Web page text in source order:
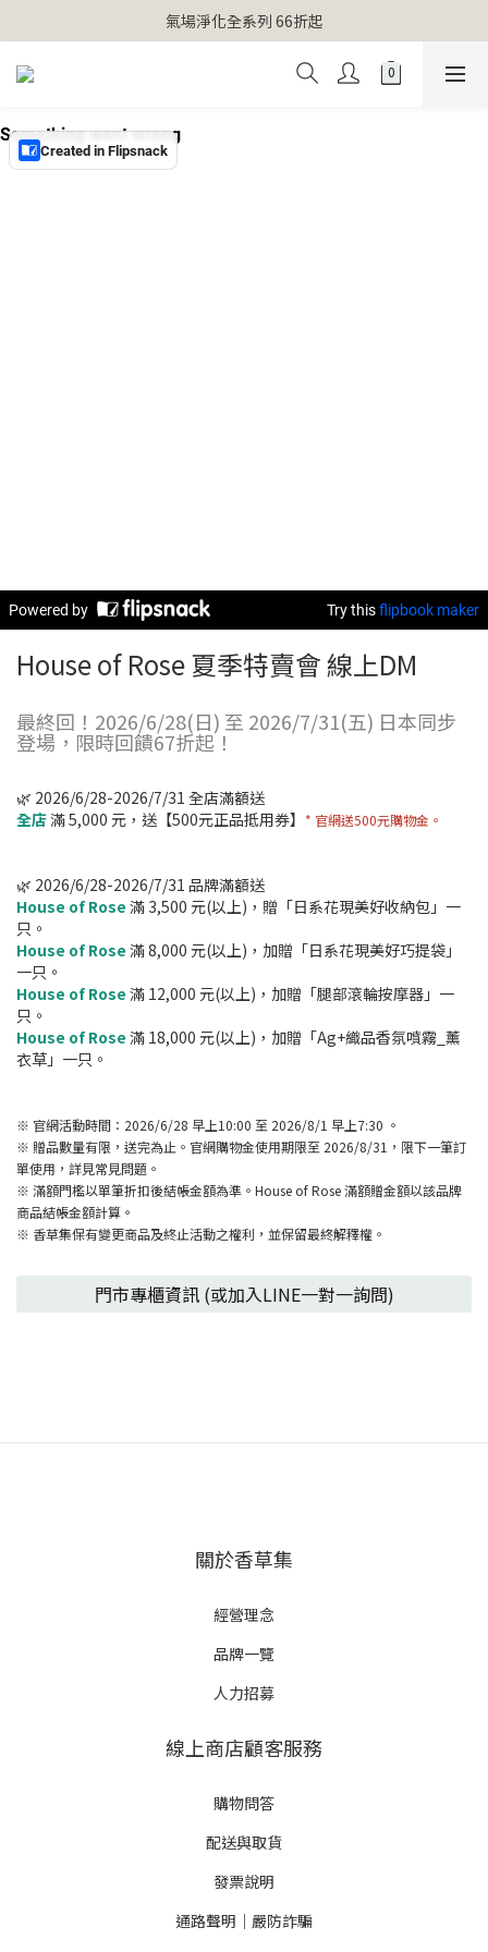
【官網獨家】首次消費 不限金額 即送 香遇熊超人行李吊牌
氣場淨化全系列 66折起
【官網獨家】首次消費 不限金額 即送 香遇熊超人行李吊牌
House of Rose 夏季特賣會 線上DM
最終回！2026/6/28(日) 至 2026/7/31(五) 日本同步
登場，限時回饋67折起！
🌿 2026/6/28-2026/7/31 全店滿額送
全店滿 5,000 元，送【500元正品抵用券】 * 官網送500元購物金。
🌿 2026/6/28-2026/7/31 品牌滿額送
House of Rose 滿 3,500 元(以上)，贈「日系花現美好收納包」一
只。
House of Rose 滿 8,000 元(以上)，加贈「日系花現美好巧提袋」
一只。
House of Rose 滿 12,000 元(以上)，加贈「腿部滾輪按摩器」一
只。
House of Rose 滿 18,000 元(以上)，加贈「Ag+織品香氛噴霧_薰
衣草」一只。
※ 官網活動時間：2026/6/28 早上10:00 至 2026/8/1 早上7:30 。
※ 贈品數量有限，送完為止。官網購物金使用期限至 2026/8/31，限下一筆訂
單使用，詳見常見問題。
※ 滿額門檻以單筆折扣後結帳金額為準。House of Rose 滿額贈金額以該品牌
商品結帳金額計算。
※ 香草集保有變更商品及終止活動之權利，並保留最終解釋權。
門市專櫃資訊 (或加入LINE一對一詢問)
關於香草集
經營理念
品牌一覽
人力招募
線上商店顧客服務
購物問答
配送與取貨
發票說明
通路聲明｜嚴防詐騙